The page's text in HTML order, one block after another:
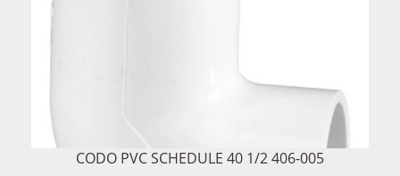
CODO PVC SCHEDULE 40 1/2 406-005